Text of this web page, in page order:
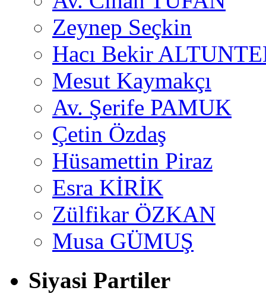
Zeynep Seçkin
Hacı Bekir
Mesut Kaymakçı
Av. Şerife PAMUK
Çetin Özdaş
Hüsamettin Piraz
Esra KİRİK
Zülfikar ÖZKAN
Musa GÜMUŞ
Siyasi Partiler